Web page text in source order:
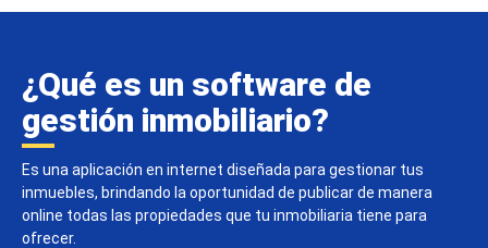
¿Qué es un software de
gestión inmobiliario?
Es una aplicación en internet diseñada para gestionar tus
inmuebles, brindando la oportunidad de publicar de manera
online todas las propiedades que tu inmobiliaria tiene para
ofrecer.